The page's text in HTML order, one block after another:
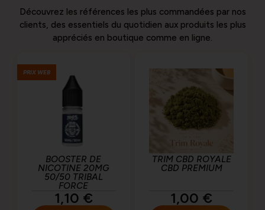
DES SAVEURS FRUITÉES ET
EXOTIQUES À DÉCOUVRIR DANS LA
GAMME AMAZONE PAR E.TASTY.
Découvrir les
Découvrez les références les plus commandées par nos
clients, des essentiels du quotidien aux produits les plus
appréciés en boutique comme en ligne.
PRIX WEB
BOOSTER DE
NICOTINE 20MG
50/50 TRIBAL
FORCE
1,10 €
TRIM CBD ROYALE
CBD PREMIUM
1,00 €